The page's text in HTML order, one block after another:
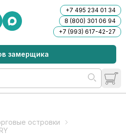
+7 495 234 01 34
8 (800) 301 06 94
+7 (993) 617-42-27
замерщика
островки